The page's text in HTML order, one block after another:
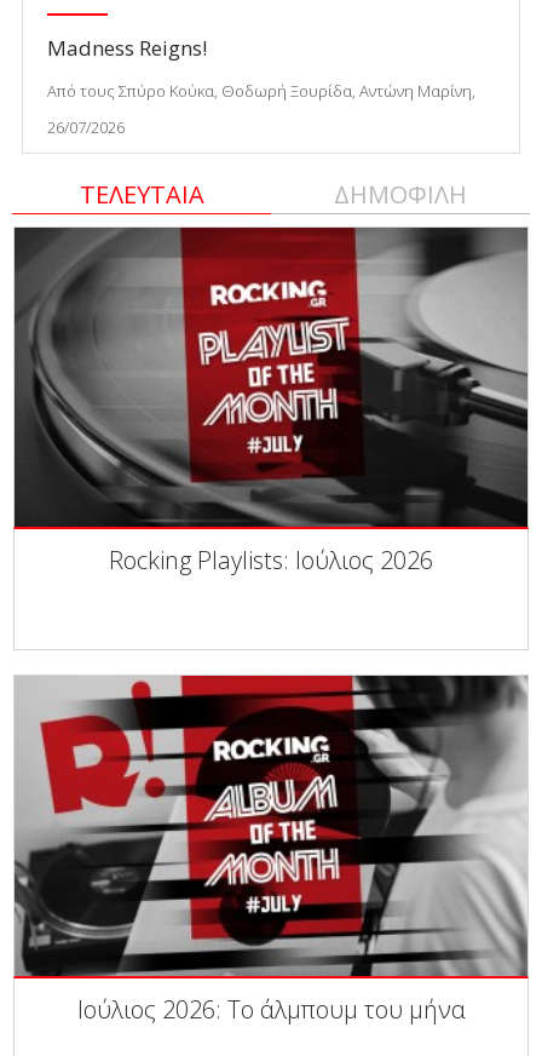
Madness Reigns!
Από τους Σπύρο Κούκα, Θοδωρή Ξουρίδα, Αντώνη Μαρίνη,
26/07/2026
ΤΕΛΕΥΤΑΙΑ ΔΗΜΟΦΙΛΗ
Rocking Playlists: Ιούλιος 2026
Ιούλιος 2026: Το άλμπουμ του μήνα